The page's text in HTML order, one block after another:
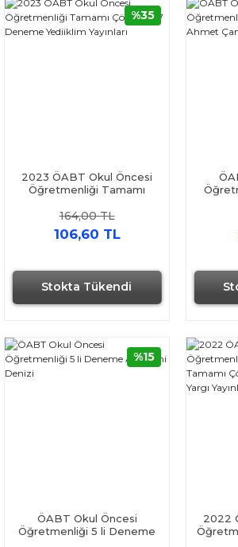
Stokta Tükendi
2023 ÖABT Okul Öncesi
Öğretmenliği Tamamı
Yediiklim Yayınları
164,00 TL
106,60 TL
%35
ÖABT Okul Öncesi
Öğretmenliği 5 li Deneme
%15
2022